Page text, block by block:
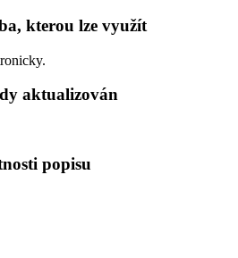
kterou lze využít
aktualizován
popisu